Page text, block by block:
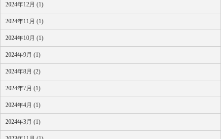
2024年12月 (1)
2024年11月 (1)
2024年10月 (1)
2024年9月 (1)
2024年8月 (2)
2024年7月 (1)
2024年4月 (1)
2024年3月 (1)